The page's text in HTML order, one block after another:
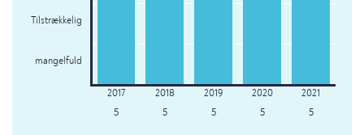
Tilstrækkelig
mangelfuld
5 5 5 5 5